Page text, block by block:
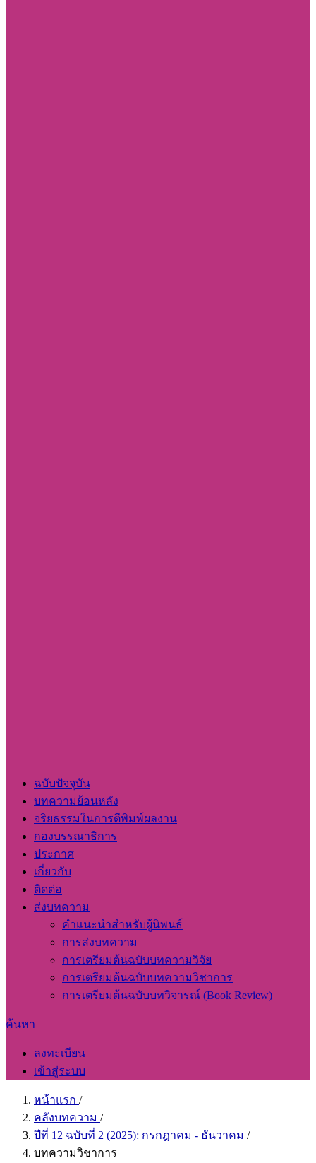
ฉบับปัจจุบัน
บทความย้อนหลัง
จริยธรรมในการตีพิมพ์ผลงาน
กองบรรณาธิการ
ประกาศ
เกี่ยวกับ
ติดต่อ
ส่งบทความ
คำแนะนำสำหรับผู้นิพนธ์
การส่งบทความ
การเตรียมต้นฉบับบทความวิจัย
การเตรียมต้นฉบับบทความวิชาการ
การเตรียมต้นฉบับบทวิจารณ์ (Book Review)
ค้นหา
ลงทะเบียน
เข้าสู่ระบบ
หน้าแรก /
คลังบทความ /
ปีที่ 12 ฉบับที่ 2 (2025): กรกฎาคม - ธันวาคม /
บทความวิชาการ